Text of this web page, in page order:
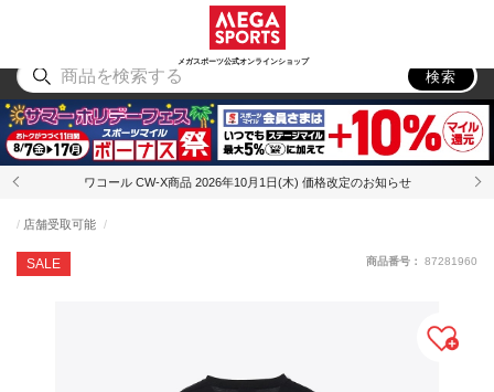
メガスポーツ公式オンラインショップ
アウトドア
検索
ワコール CW-X商品 2026年10月1日(木) 価格改定のお知らせ
SALE
店舗受取可能
商品番号： 87281960